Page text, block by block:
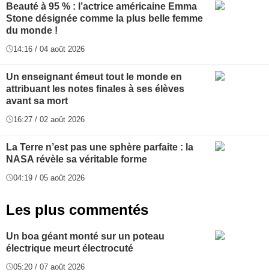
Beauté à 95 % : l’actrice américaine Emma
Stone désignée comme la plus belle femme
du monde !
14:16 / 04 août 2026
Un enseignant émeut tout le monde en
attribuant les notes finales à ses élèves
avant sa mort
16:27 / 02 août 2026
La Terre n’est pas une sphère parfaite : la
NASA révèle sa véritable forme
04:19 / 05 août 2026
Les plus commentés
Un boa géant monté sur un poteau
électrique meurt électrocuté
05:20 / 07 août 2026